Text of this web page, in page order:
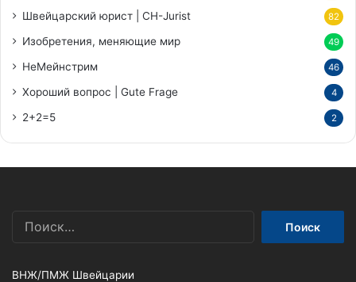
Швейцарский юрист | CH-Jurist 82
Изобретения, меняющие мир 49
НеМейнстрим 46
Хороший вопрос | Gute Frage 4
2+2=5 2
ВНЖ/ПМЖ Швейцарии